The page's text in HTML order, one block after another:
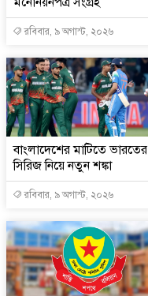
রবিবার, ৯ অগাস্ট, ২০২৬
বাংলাদেশের মাটিতে ভারতের
সিরিজ নিয়ে নতুন শঙ্কা
রবিবার, ৯ অগাস্ট, ২০২৬